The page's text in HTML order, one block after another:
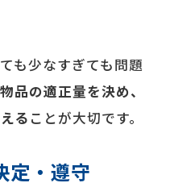
も少なすぎても問題
物品の適正量を決め、
る ことが大切です。
定・遵守